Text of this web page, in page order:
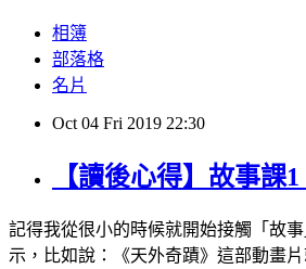
相簿
部落格
名片
Oct 04 Fri 2019 22:30
【讀後心得】故事課
記得我從很小的時候就開始接觸「故
示，比如說：《天外奇蹟》這部動畫